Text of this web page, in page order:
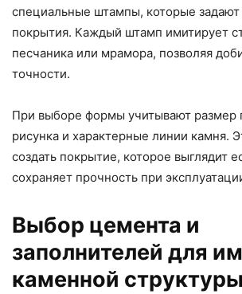
специальные штампы, которые
покрытия. Каждый штамп имитирует
песчаника или мрамора, позволяя
точности.
При выборе формы учитывают размер
рисунка и характерные линии камня.
создать покрытие, которое выглядит
сохраняет прочность при
Выбор цемента и
заполнителей для
каменной структуры